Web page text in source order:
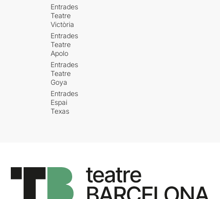
Entrades
Teatre
Victòria
Entrades
Teatre
Apolo
Entrades
Teatre
Goya
Entrades
Espai
Texas